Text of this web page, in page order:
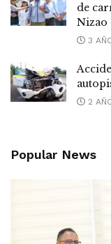
de
Nizao
3
2
Popular News